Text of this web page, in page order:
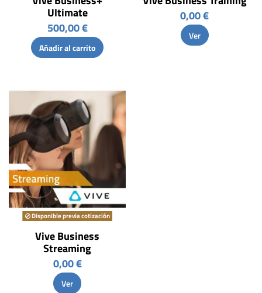
Ultimate
500,00 €
Añadir al carrito
0,00 €
Ver
Disponible previa cotización
Vive Business
Streaming
0,00 €
Ver